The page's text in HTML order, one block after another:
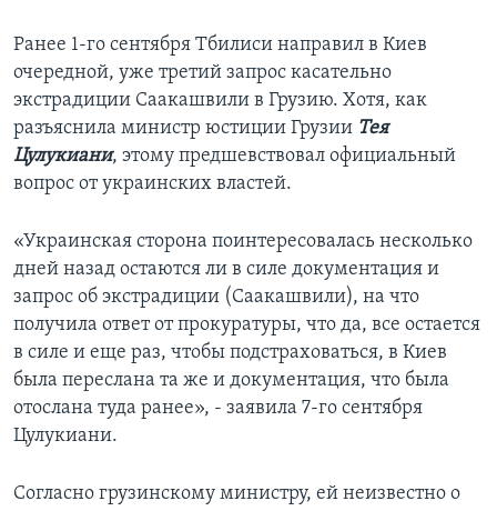
Ранее 1-го сентября Тбилиси направил в Киев
очередной, уже третий запрос касательно
экстрадиции Саакашвили в Грузию. Хотя, как
разъяснила министр юстиции Грузии Тея
Цулукиани, этому предшевствовал официальный
вопрос от украинских властей.
«Украинская сторона поинтересовалась несколько
дней назад остаются ли в силе документация и
запрос об экстрадиции (Саакашвили), на что
получила ответ от прокуратуры, что да, все остается
в силе и еще раз, чтобы подстраховаться, в Киев
была переслана та же и документация, что была
отослана туда ранее», - заявила 7-го сентября
Цулукиани.
Согласно грузинскому министру, ей неизвестно о